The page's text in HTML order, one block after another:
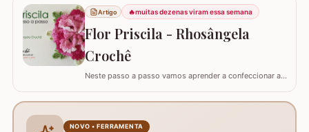
coruja real consiga girar o pescoço em 270°, a nossa
versão em crochê é ainda mais versátil: podemos criá-
la em todas as cores e estilos,…
Artigo 🔥muitas dezenas viram essa semana
Flor Priscila - Rhosângela
Crochê
Neste passo a passo vamos aprender a confeccionar a
conhecer, curtir e adquirir os trabalhos desta artesã
deixem de se inscrever em seu canal no YouTube –&gt;
NOVO • FERRAMENTA